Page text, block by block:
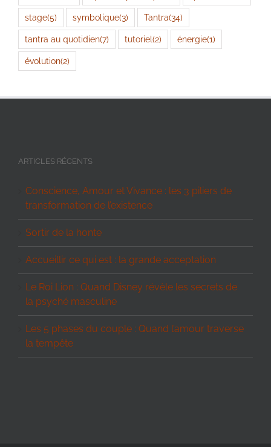
stage(5) symbolique(3) Tantra(34)
tantra au quotidien(7) tutoriel(2) énergie(1)
évolution(2)
ARTICLES RÉCENTS
Conscience, Amour et Vivance : les 3 piliers de
transformation de l’existence
Sortir de la honte
Accueillir ce qui est : la grande acceptation
Le Roi Lion : Quand Disney révèle les secrets de
la psyché masculine
Les 5 phases du couple : Quand l’amour traverse
la tempête